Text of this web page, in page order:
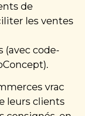
de
les ventes
(avec code-
vrac
leurs clients